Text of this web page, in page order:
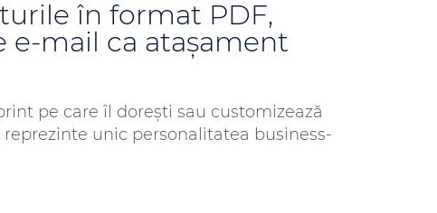
în format PDF,
e-mail ca atașament
pe care îl dorești sau customizează
unic personalitatea business-